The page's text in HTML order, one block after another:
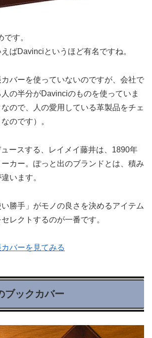
す。
ばDavinciというほど有名ですね。
バーを使っていないのですが、会社で
の半分がDavinciのものを使っていま
ので、人の愛用している革製品をチェ
のです）。
ースする、レイメイ藤井は、1890年
カー。ぽっと出のブランドとは、積み
います。
勝手」がモノの良さを決めるアイテム
レクトするのが一番です。
バーを見てみる
ブックカバー